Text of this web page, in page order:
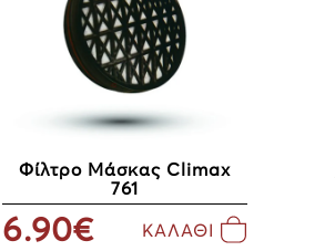
Φίλτρο Μάσκας Climax
761
6.90€ ΚΑΛΑΘΙ